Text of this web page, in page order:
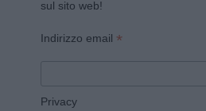
sul sito web!
Indirizzo email *
Privacy